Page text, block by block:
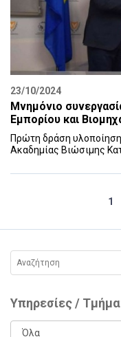
23/10/2024
Μνημόνιο
Εμπορίου και
Πρώτη δράση
Ακαδημίας Βιώσιμης
1
Υπηρεσίες /